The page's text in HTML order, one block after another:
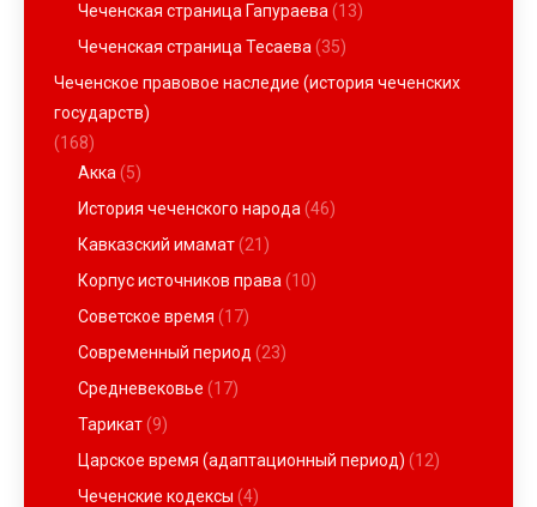
Чеченская страница Гапураева (13)
Чеченская страница Тесаева (35)
Чеченское правовое наследие (история чеченских
государств)
(168)
Акка (5)
История чеченского народа (46)
Кавказский имамат(21)
Корпус источников права (10)
Советское время (17)
Современный период (23)
Средневековье (17)
Тарикат(9)
Царское время (адаптационный период) (12)
Чеченские кодексы (4)